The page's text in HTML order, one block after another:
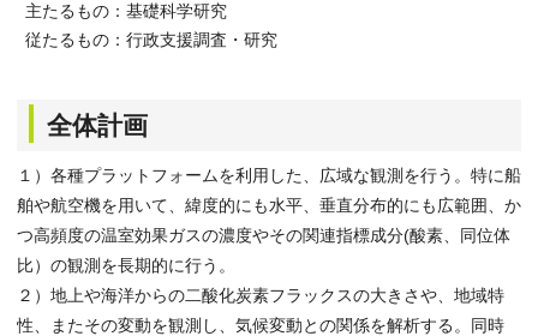
主たるもの：基礎科学研究
従たるもの：行政支援調査・研究
全体計画
１）各種プラットフォームを利用した、広域な観測を行う。特に船
舶や航空機を用いて、緯度的にも水平、垂直分布的にも広範囲、か
つ高頻度の温室効果ガスの濃度やその関連指標成分(酸素、同位体
比）の観測を長期的に行う。
２）地上や海洋からの二酸化炭素フラックスの大きさや、地域特
性、またその変動を観測し、気候変動との関係を解析する。同時